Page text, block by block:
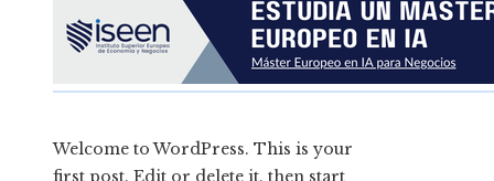
Welcome to WordPress. This is your
first post. Edit or delete it, then start